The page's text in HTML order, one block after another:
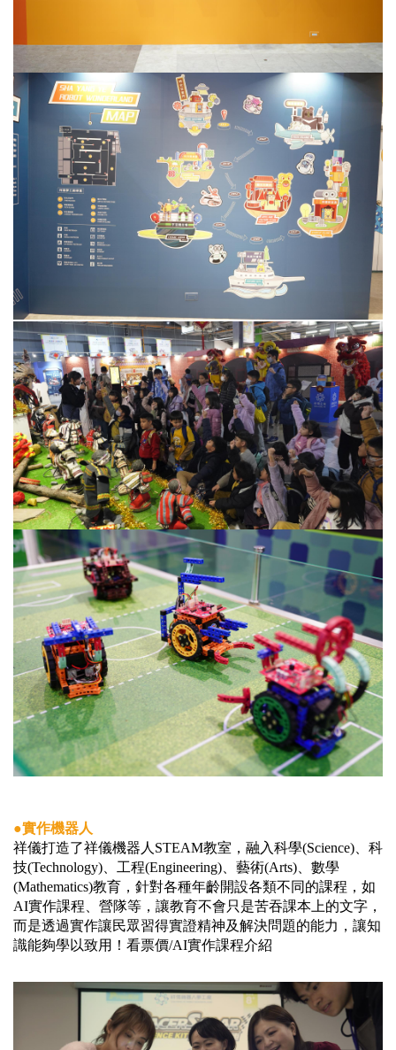
●實作機器人
祥儀打造了祥儀機器人STEAM教室，融入科學(Science)、科
技(Technology)、工程(Engineering)、藝術(Arts)、數學
(Mathematics)教育，針對各種年齡開設各類不同的課程，如
AI實作課程、營隊等，讓教育不會只是苦吞課本上的文字，
而是透過實作讓民眾習得實證精神及解決問題的能力，讓知
識能夠學以致用！看票價/AI實作課程介紹